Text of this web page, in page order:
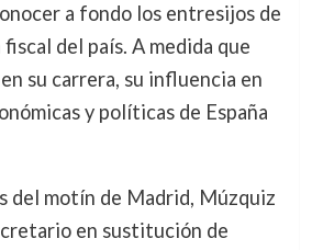
a fondo los entresijos de
del país. A medida que
su carrera, su influencia en
y políticas de España
del motín de Madrid, Múzquiz
en sustitución de